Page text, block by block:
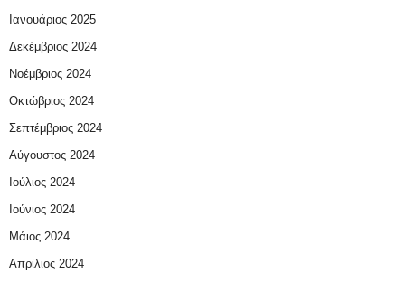
Ιανουάριος 2025
Δεκέμβριος 2024
Νοέμβριος 2024
Οκτώβριος 2024
Σεπτέμβριος 2024
Αύγουστος 2024
Ιούλιος 2024
Ιούνιος 2024
Μάιος 2024
Απρίλιος 2024